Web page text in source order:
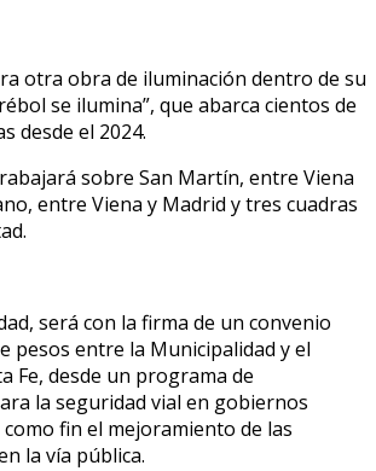
otra obra de iluminación dentro de su
se ilumina”, que abarca cientos de
desde el 2024.
sobre San Martín, entre Viena
entre Viena y Madrid y tres cuadras
será con la firma de un convenio
pesos entre la Municipalidad y el
Fe, desde un programa de
la seguridad vial en gobiernos
fin el mejoramiento de las
la vía pública.